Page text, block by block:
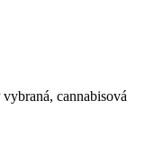
cannabisová